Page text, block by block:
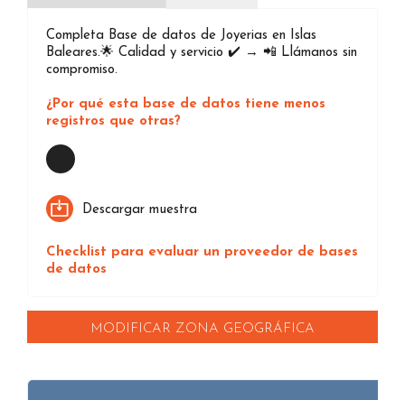
Completa Base de datos de Joyerias en Islas
Baleares.🌟 Calidad y servicio ✔️ → 📲 Llámanos sin
compromiso.
¿Por qué esta base de datos tiene menos
registros que otras?
Descargar muestra
Checklist para evaluar un proveedor de bases
de datos
MODIFICAR ZONA GEOGRÁFICA